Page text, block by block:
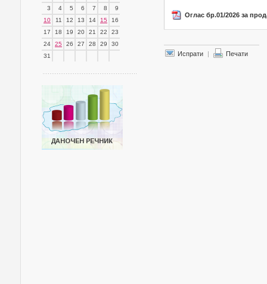
3
4 5 6 7 8
9
10
11 12 13 14 15
16
17
18 19 20 21 22
23
24
25 26 27 28 29
30
31
Оглас бр.01/2026 за
Испрати | Печати